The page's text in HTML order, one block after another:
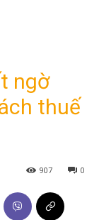
ngờ
thuế
0
907